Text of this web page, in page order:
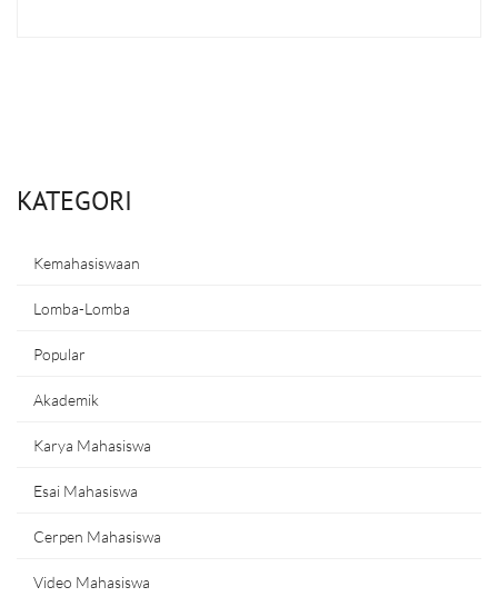
KATEGORI
Kemahasiswaan
Lomba-Lomba
Popular
Akademik
Karya Mahasiswa
Esai Mahasiswa
Cerpen Mahasiswa
Video Mahasiswa